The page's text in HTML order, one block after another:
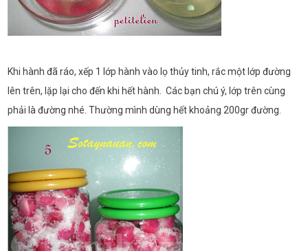
Khi hành đã ráo, xếp 1 lớp hành vào lọ thủy tinh, rắc một lớp đường
lên trên, lặp lại cho đến khi hết hành. Các bạn chú ý, lớp trên cùng
phải là đường nhé. Thường mình dùng hết khoảng 200gr đường.